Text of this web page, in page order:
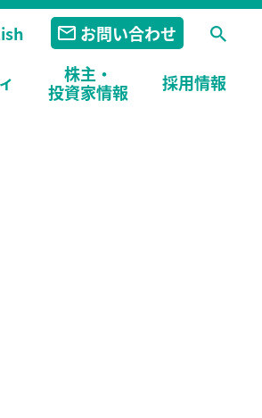
株主・
投資家情報
採用情報
お問い合わせ